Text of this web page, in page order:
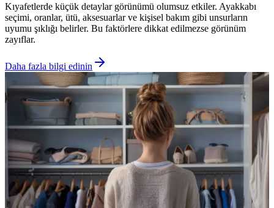
Kıyafetlerde küçük detaylar görünümü olumsuz etkiler. Ayakkabı
seçimi, oranlar, ütü, aksesuarlar ve kişisel bakım gibi unsurların
uyumu şıklığı belirler. Bu faktörlere dikkat edilmezse görünüm
zayıflar.
Daha fazla bilgi edinin